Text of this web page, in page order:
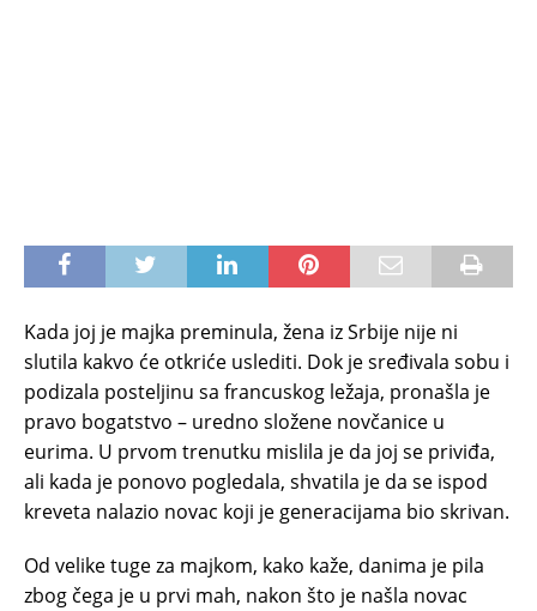
Kada joj je majka preminula, žena iz Srbije nije ni
slutila kakvo će otkriće uslediti. Dok je sređivala sobu i
podizala posteljinu sa francuskog ležaja, pronašla je
pravo bogatstvo – uredno složene novčanice u
eurima. U prvom trenutku mislila je da joj se priviđa,
ali kada je ponovo pogledala, shvatila je da se ispod
kreveta nalazio novac koji je generacijama bio skrivan.
Od velike tuge za majkom, kako kaže, danima je pila
zbog čega je u prvi mah, nakon što je našla novac